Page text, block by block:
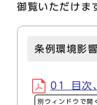
御覧いただけま
条例環境影
01_目次
別ウィンドウで開